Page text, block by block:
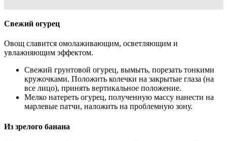
Свежий огурец
Овощ славится омолаживающим, осветляющим и
увлажняющим эффектом.
Свежий грунтовой огурец, вымыть, порезать тонкими
кружочками. Положить колечки на закрытые глаза (на
все лицо), принять вертикальное положение.
Мелко натереть огурец, полученную массу нанести на
марлевые патчи, наложить на проблемную зону.
Из зрелого банана